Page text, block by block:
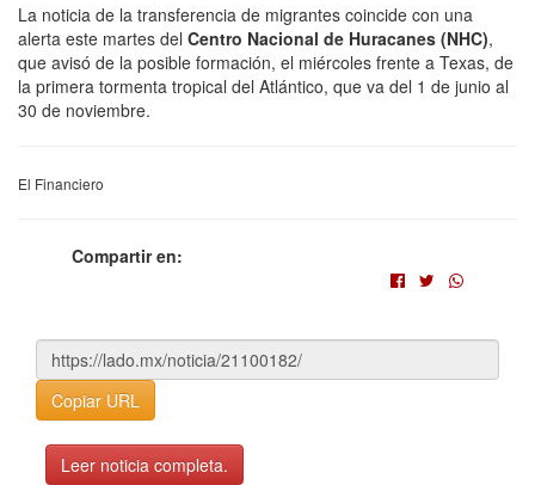
La noticia de la transferencia de migrantes coincide con una
alerta este martes del Centro Nacional de Huracanes (NHC),
que avisó de la posible formación, el miércoles frente a Texas, de
la primera tormenta tropical del Atlántico, que va del 1 de junio al
30 de noviembre.
El Financiero
Compartir en:
Copiar URL
Leer noticia completa.